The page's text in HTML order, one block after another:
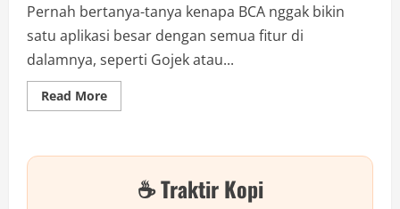
Pernah bertanya-tanya kenapa BCA nggak bikin
satu aplikasi besar dengan semua fitur di
dalamnya, seperti Gojek atau...
Read MoreRead
more
Mau
Superapps?
☕ Traktir Kopi